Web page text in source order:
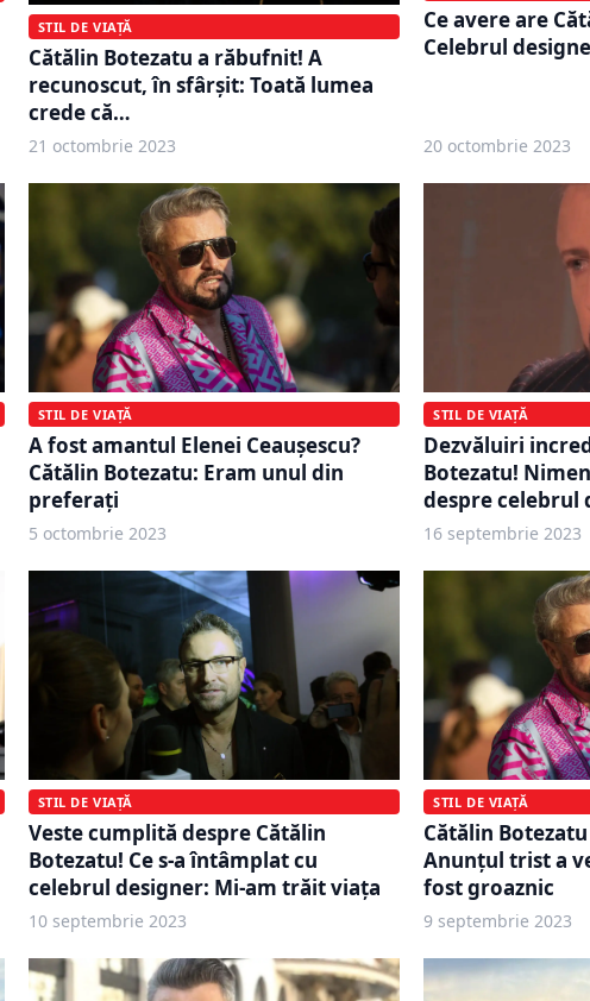
STIL DE VIAȚĂ
Cătălin Botezatu a răbufnit! A
recunoscut, în sfârşit: Toată lumea
crede că…
21 octombrie 2023
Ce avere are
Celebrul
20 octombrie 2023
STIL DE VIAȚĂ
A fost amantul Elenei Ceaușescu?
Cătălin Botezatu: Eram unul din
preferați
5 octombrie 2023
STIL DE VIAȚĂ
Dezvăluiri
Botezatu!
despre celebrul
16 septembrie 2023
STIL DE VIAȚĂ
Veste cumplită despre Cătălin
Botezatu! Ce s-a întâmplat cu
celebrul designer: Mi-am trăit viața
10 septembrie 2023
STIL DE VIAȚĂ
Cătălin
Anunțul trist a
fost groaznic
9 septembrie 2023